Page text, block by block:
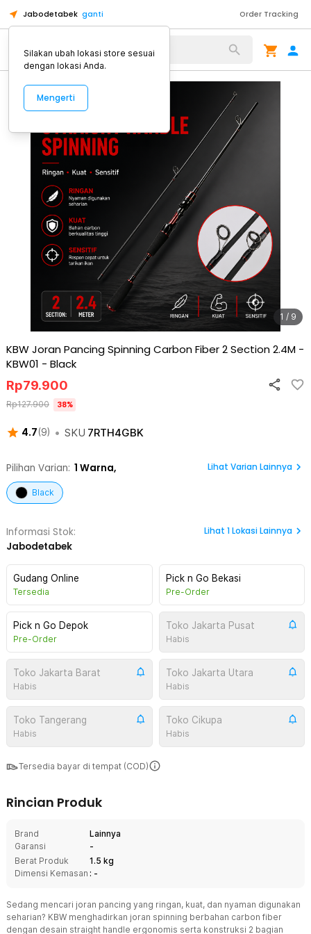
Jabodetabek ganti Order Tracking
Alat Kopi
1 / 9
KBW Joran Pancing Spinning Carbon Fiber 2 Section 2.4M -
KBW01 - Black
4.7(9) • SKU 7RTH4GBK
Rp79.900
Rp127.900 38%
Pilihan Varian: 1 Warna, Lihat Varian Lainnya
Black
Informasi Stok:
Jabodetabek
Lihat 1Lokasi Lainnya
Gudang Online
Tersedia
Pick n Go Bekasi
Pre-Order
Pick n Go Depok
Pre-Order
Toko Jakarta Pusat
Habis
Toko Jakarta Barat
Habis
Toko Jakarta Utara
Habis
Toko Tangerang
Habis
Toko Cikupa
Habis
Tersedia bayar di tempat (COD)
Rincian Produk
Brand
Lainnya
Garansi
-
Berat Produk
1.5 kg
Dimensi Kemasan : -
Sedang mencari joran pancing yang ringan, kuat, dan nyaman digunakan
seharian? KBW menghadirkan joran spinning berbahan carbon fiber
dengan desain straight handle ergonomis serta konstruksi 2 bagian
Silakan ubah lokasi store sesuai
dengan lokasi Anda.
Mengerti